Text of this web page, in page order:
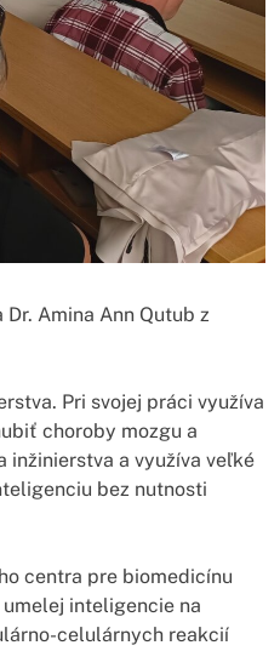
Amina Ann Qutub z
Pri svojej práci využíva
choroby mozgu a
inžinierstva a využíva veľké
bez nutnosti
centra pre biomedicínu
inteligencie na
celulárnych reakcií